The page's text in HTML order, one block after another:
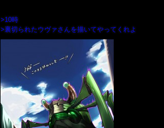
>10時
>裏切られたウヴァさんを描いてやってくれよ